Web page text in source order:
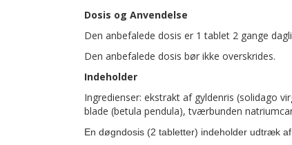
Dosis og Anvendelse
Den anbefalede dosis er 1 tablet 2 gange
Den anbefalede dosis bør ikke overskrides.
Indeholder
Ingredienser: ekstrakt af gyldenris (solidago
blade (betula pendula), tværbunden
En døgndosis (2 tabletter) indeholder udtræk